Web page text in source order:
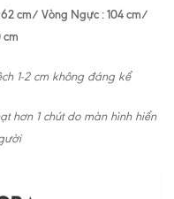
62 cm/ Vòng Ngực : 104 cm/
cm
1-2 cm không đáng kể
hơn 1 chút do màn hình hiển